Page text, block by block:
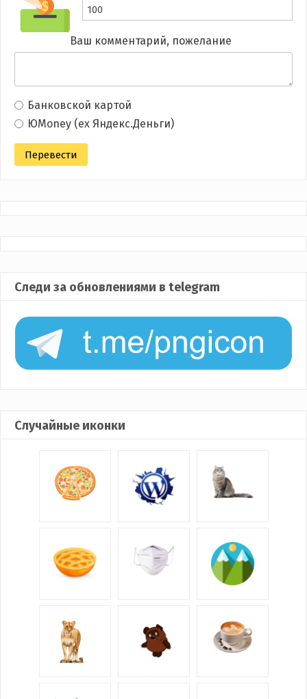
Ваш комментарий, пожелание
Банковской картой
ЮMoney (ex Яндекс.Деньги)
Следи за обновлениями в telegram
Случайные иконки